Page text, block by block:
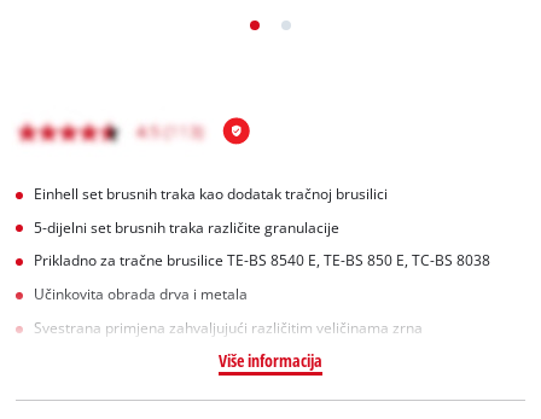
Einhell set brusnih traka kao dodatak tračnoj brusilici
5-dijelni set brusnih traka različite granulacije
Prikladno za tračne brusilice TE-BS 8540 E, TE-BS 850 E, TC-BS 8038
Učinkovita obrada drva i metala
Svestrana primjena zahvaljujući različitim veličinama zrna
Više informacija